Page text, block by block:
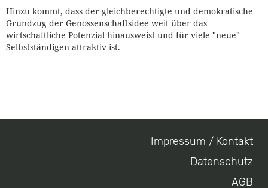
Hinzu kommt, dass der gleichberechtigte und demokratische
Grundzug der Genossenschaftsidee weit über das
wirtschaftliche Potenzial hinausweist und für viele "neue"
Selbstständigen attraktiv ist.
Impressum / Kontakt
Datenschutz
AGB